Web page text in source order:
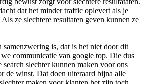
bewust zorgt voor slechtere resultataten.
dat het minder traffic oplevert als je
ze slechtere resultaten geven kunnen ze
samenzwering is, dat is het niet door dit
communicatie van google top. Die dus
slechter kunnen maken voor ons
de winst. Dat doen uiteraard bijna alle
maken voor klanten het zijn toch